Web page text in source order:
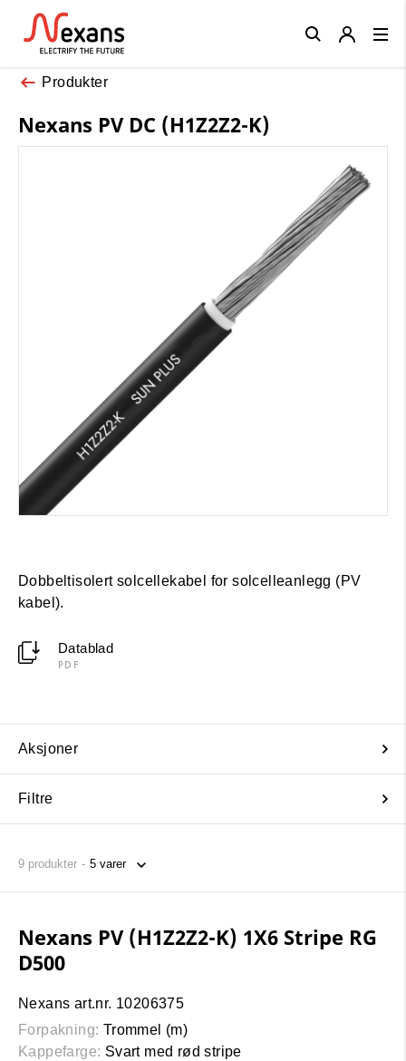
Produkter
Nexans PV DC (H1Z2Z2-K)
Dobbeltisolert solcellekabel for solcelleanlegg (PV
kabel).
Datablad
PDF
Aksjoner
Filtre
9 produkter
Nexans PV (H1Z2Z2-K) 1X6 Stripe RG
D500
Nexans art.nr. 10206375
Forpakning: Trommel (m)
Kappefarge: Svart med rød stripe
Close